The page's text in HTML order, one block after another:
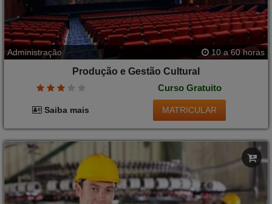
Administração 10 a 60 horas
Produção e Gestão Cultural
Curso Gratuito
Saiba mais MATRICULAR